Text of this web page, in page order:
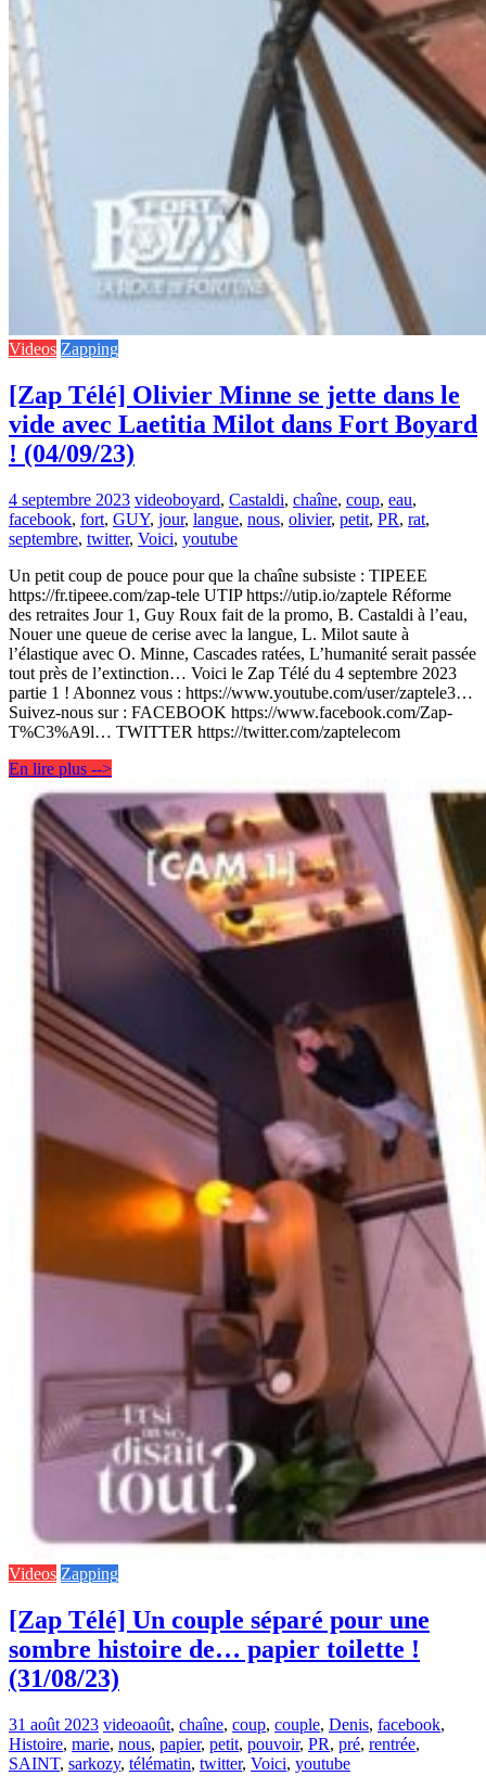
Videos Zapping
[Zap Télé] Olivier Minne se jette dans le
vide avec Laetitia Milot dans Fort Boyard
! (04/09/23)
4 septembre 2023 videoboyard, Castaldi, chaîne, coup, eau,
facebook, fort, GUY, jour, langue, nous, olivier, petit, PR, rat,
septembre, twitter, Voici, youtube
Un petit coup de pouce pour que la chaîne subsiste : TIPEEE
https://fr.tipeee.com/zap-tele UTIP https://utip.io/zaptele Réforme
des retraites Jour 1, Guy Roux fait de la promo, B. Castaldi à l’eau,
Nouer une queue de cerise avec la langue, L. Milot saute à
l’élastique avec O. Minne, Cascades ratées, L’humanité serait passée
tout près de l’extinction… Voici le Zap Télé du 4 septembre 2023
partie 1 ! Abonnez vous : https://www.youtube.com/user/zaptele3…
Suivez-nous sur : FACEBOOK https://www.facebook.com/Zap-
T%C3%A9l… TWITTER https://twitter.com/zaptelecom
En lire plus -->
Videos Zapping
[Zap Télé] Un couple séparé pour une
sombre histoire de… papier toilette !
(31/08/23)
31 août 2023 videoaoût, chaîne, coup, couple, Denis, facebook,
Histoire, marie, nous, papier, petit, pouvoir, PR, pré, rentrée,
SAINT, sarkozy, télématin, twitter, Voici, youtube